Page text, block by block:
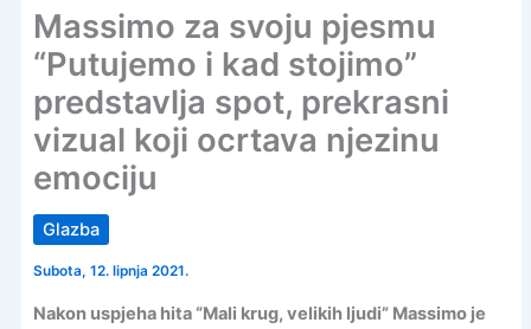
Massimo za svoju pjesmu
“Putujemo i kad stojimo”
predstavlja spot, prekrasni
vizual koji ocrtava njezinu
emociju
Glazba
Subota, 12. lipnja 2021.
Nakon uspjeha hita “Mali krug, velikih ljudi” Massimo je